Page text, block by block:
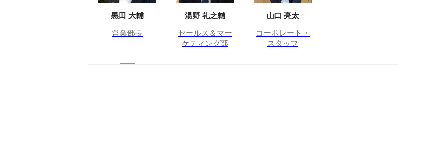
黒田 大輔
営業部長
湯野 礼之輔
セールス＆マー
ケティング部
山口 亮太
コーポレート・
スタッフ